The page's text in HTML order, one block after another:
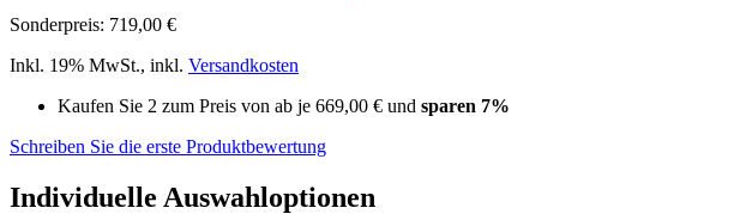
Sonderpreis: 719,00 €
Inkl. 19% MwSt., inkl. Versandkosten
Kaufen Sie 2 zum Preis von ab je 669,00 € und sparen 7%
Schreiben Sie die erste Produktbewertung
Individuelle Auswahloptionen